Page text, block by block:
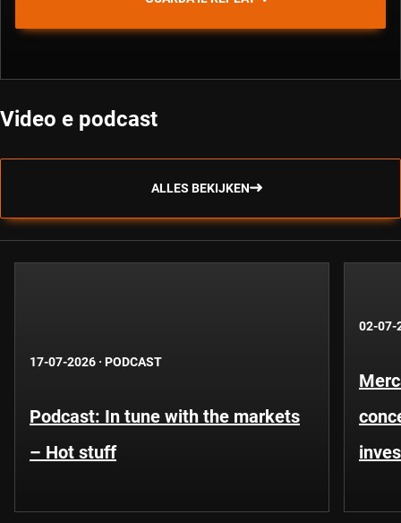
Video e podcast
ALLES BEKIJKEN
17-07-2026 · PODCAST
Podcast: In tune with the markets
– Hot stuff
02-07-